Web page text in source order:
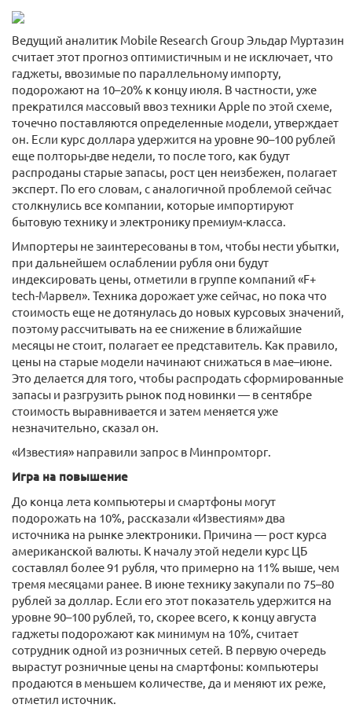
Ведущий аналитик Mobile Research Group Эльдар Муртазин
считает этот прогноз оптимистичным и не исключает, что
гаджеты, ввозимые по параллельному импорту,
подорожают на 10–20% к концу июля. В частности, уже
прекратился массовый ввоз техники Apple по этой схеме,
точечно поставляются определенные модели, утверждает
он. Если курс доллара удержится на уровне 90–100 рублей
еще полторы-две недели, то после того, как будут
распроданы старые запасы, рост цен неизбежен, полагает
эксперт. По его словам, с аналогичной проблемой сейчас
столкнулись все компании, которые импортируют
бытовую технику и электронику премиум-класса.
Импортеры не заинтересованы в том, чтобы нести убытки,
при дальнейшем ослаблении рубля они будут
индексировать цены, отметили в группе компаний «F+
tech-Марвел». Техника дорожает уже сейчас, но пока что
стоимость еще не дотянулась до новых курсовых значений,
поэтому рассчитывать на ее снижение в ближайшие
месяцы не стоит, полагает ее представитель. Как правило,
цены на старые модели начинают снижаться в мае–июне.
Это делается для того, чтобы распродать сформированные
запасы и разгрузить рынок под новинки — в сентябре
стоимость выравнивается и затем меняется уже
незначительно, сказал он.
«Известия» направили запрос в Минпромторг.
Игра на повышение
До конца лета компьютеры и смартфоны могут
подорожать на 10%, рассказали «Известиям» два
источника на рынке электроники. Причина — рост курса
американской валюты. К началу этой недели курс ЦБ
составлял более 91 рубля, что примерно на 11% выше, чем
тремя месяцами ранее. В июне технику закупали по 75–80
рублей за доллар. Если его этот показатель удержится на
уровне 90–100 рублей, то, скорее всего, к концу августа
гаджеты подорожают как минимум на 10%, считает
сотрудник одной из розничных сетей. В первую очередь
вырастут розничные цены на смартфоны: компьютеры
продаются в меньшем количестве, да и меняют их реже,
отметил источник.